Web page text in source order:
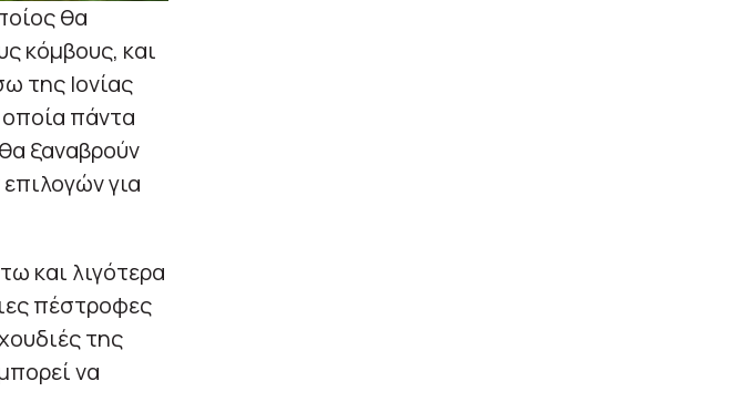
θα
κόμβους, και
της Ιονίας
πάντα
ξαναβρούν
για
και λιγότερα
πέστροφες
της
να